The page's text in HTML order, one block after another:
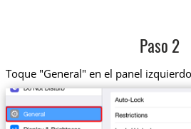
Paso 2
Toque "General" en el panel